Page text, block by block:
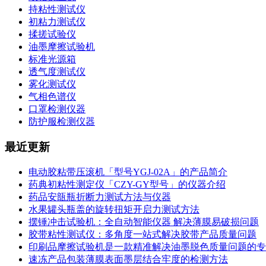
持粘性测试仪
初粘力测试仪
揉搓试验仪
油墨摩擦试验机
标准光源箱
透气度测试仪
雾化测试仪
气相色谱仪
口罩检测仪器
防护服检测仪器
最近更新
电动胶粘带压滚机「型号YGJ-02A」的产品简介
药典初粘性测定仪「CZY-GY型号」的仪器介绍
药品安瓿瓶折断力测试方法与仪器
水果罐头瓶盖的旋转扭矩开启力测试方法
摆锤冲击试验机：全自动智能仪器 解决薄膜易破损问题
胶带粘性测试仪：多角度一站式解决胶带产品质量问题
印刷品摩擦试验机是一款精准解决油墨脱色质量问题的
速冻产品包装薄膜表面墨层结合牢度的检测方法